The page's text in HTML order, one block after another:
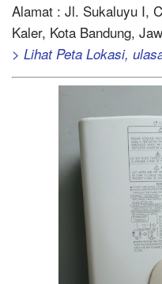
Alamat : Jl. Sukaluyu I,
Kaler, Kota Bandung,
> Lihat Peta Lokasi,